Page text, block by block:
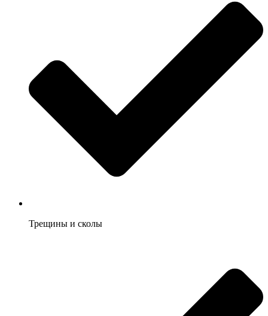
Трещины и сколы